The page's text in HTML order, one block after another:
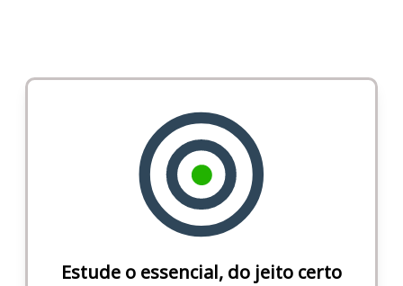
Estude o essencial, do jeito certo